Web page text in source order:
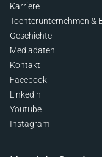
Karriere
Tochterunternehmen &
Geschichte
Mediadaten
Kontakt
Facebook
Linkedin
Youtube
Instagram